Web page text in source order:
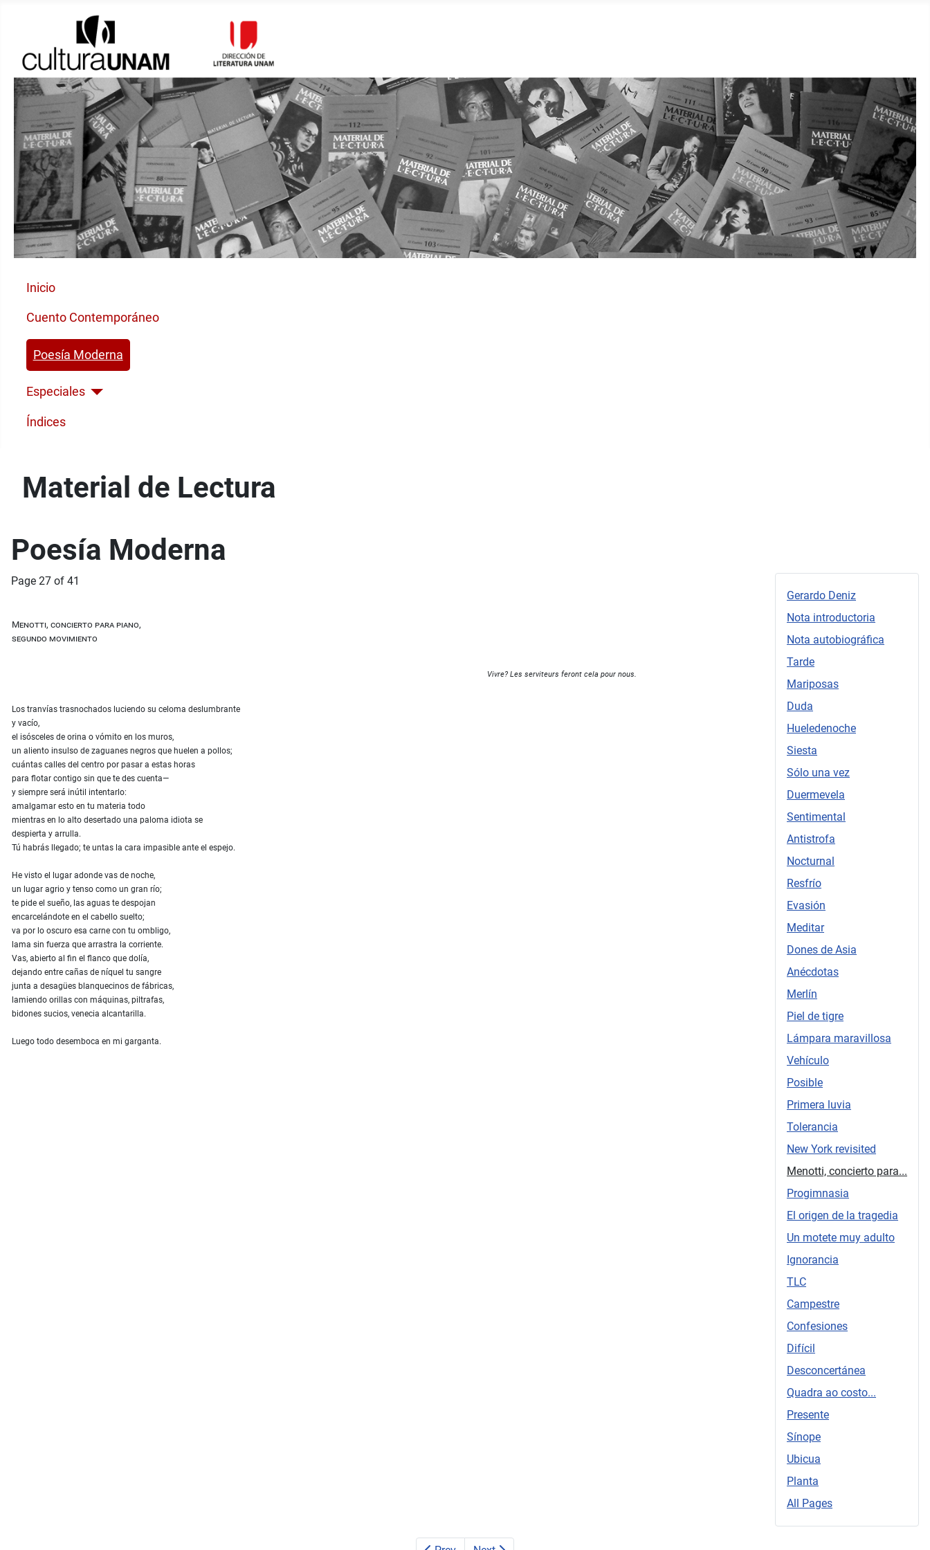
Inicio
Cuento Contemporáneo
Poesía Moderna
Especiales
Índices
Material de Lectura
Poesía Moderna
Gerardo Deniz
Nota introductoria
Nota autobiográfica
Tarde
Mariposas
Duda
Hueledenoche
Siesta
Sólo una vez
Duermevela
Sentimental
Antistrofa
Nocturnal
Resfrío
Evasión
Meditar
Dones de Asia
Anécdotas
Merlín
Piel de tigre
Lámpara maravillosa
Vehículo
Posible
Primera luvia
Tolerancia
New York revisited
Menotti, concierto para...
Progimnasia
El origen de la tragedia
Un motete muy adulto
Ignorancia
TLC
Campestre
Confesiones
Difícil
Desconcertánea
Quadra ao costo...
Presente
Sínope
Ubicua
Planta
All Pages
Page 27 of 41
Menotti, concierto para piano,
segundo movimiento
Vivre? Les serviteurs feront cela pour nous.
Los tranvías trasnochados luciendo su celoma deslumbrante
y vacío,
el isósceles de orina o vómito en los muros,
un aliento insulso de zaguanes negros que huelen a pollos;
cuántas calles del centro por pasar a estas horas
para flotar contigo sin que te des cuenta—
y siempre será inútil intentarlo:
amalgamar esto en tu materia todo
mientras en lo alto desertado una paloma idiota se
despierta y arrulla.
Tú habrás llegado; te untas la cara impasible ante el espejo.
He visto el lugar adonde vas de noche,
un lugar agrio y tenso como un gran río;
te pide el sueño, las aguas te despojan
encarcelándote en el cabello suelto;
va por lo oscuro esa carne con tu ombligo,
lama sin fuerza que arrastra la corriente.
Vas, abierto al fin el flanco que dolía,
dejando entre cañas de níquel tu sangre
junta a desagües blanquecinos de fábricas,
lamiendo orillas con máquinas, piltrafas,
bidones sucios, venecia alcantarilla.
Luego todo desemboca en mi garganta.